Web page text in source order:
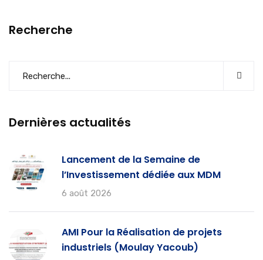
Recherche
Dernières actualités
Lancement de la Semaine de
l’Investissement dédiée aux MDM
6 août 2026
AMI Pour la Réalisation de projets
industriels (Moulay Yacoub)